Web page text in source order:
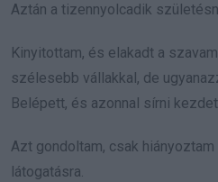
Aztán a tizennyolcadik
Kinyitottam, és elakadt a
szélesebb vállakkal, de
Belépett, és azonnal sírni
Azt gondoltam, csak
látogatásra.